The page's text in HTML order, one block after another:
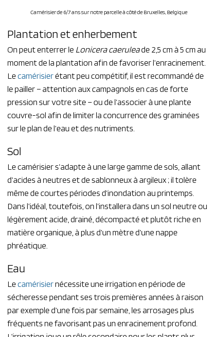
Camérisier de 6/7 ans sur notre parcelle à côté de Bruxelles, Belgique
Plantation et enherbement
On peut enterrer le Lonicera caeruleade 2,5 cm à 5 cm au
moment de la plantation afin de favoriser l’enracinement.
Lecamérisierétant peu compétitif, il est recommandé de
le pailler – attention aux campagnols en cas de forte
pression sur votre site – ou de l’associer à une plante
couvre-sol afin de limiter la concurrence des graminées
sur le plan de l’eau et des nutriments.
Sol
Le camérisier s’adapte à une large gamme de sols, allant
d’acides à neutres et de sablonneux à argileux ; il tolère
même de courtes périodes d’inondation au printemps.
Dans l’idéal, toutefois, on l’installera dans un sol neutre ou
légèrement acide, drainé, décompacté et plutôt riche en
matière organique, à plus d’un mètre d’une nappe
phréatique.
Eau
Lecamérisiernécessite une irrigation en période de
sécheresse pendant ses trois premières années à raison
par exemple d’une fois par semaine, les arrosages plus
fréquents ne favorisant pas un enracinement profond.